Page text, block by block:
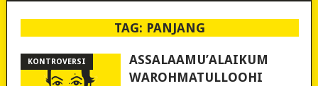
TAG: PANJANG
KONTROVERSI
ASSALAAMU’ALAIKUM
WAROHMATULLOOHI